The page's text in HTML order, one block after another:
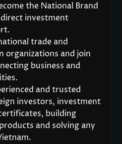
the National Brand
investment
trade and
organizations and join
business and
and trusted
investors, investment
building
and solving any